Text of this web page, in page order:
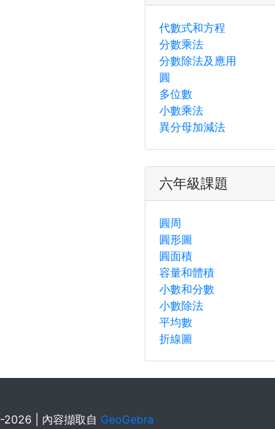
代數式和方程
分數乘法
分數除法及應用
圓
多位數
小數乘法
異分母加減法
六年級課題
圓周
圓形圖
圓面積
容量和體積
小數和分數
小數除法
平均數
折線圖
| 內容擷取自 GeoGebra